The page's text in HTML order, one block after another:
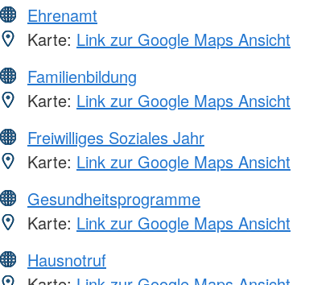
Ehrenamt
Karte: Link zur Google Maps Ansicht
Familienbildung
Karte: Link zur Google Maps Ansicht
Freiwilliges Soziales Jahr
Karte: Link zur Google Maps Ansicht
Gesundheitsprogramme
Karte: Link zur Google Maps Ansicht
Hausnotruf